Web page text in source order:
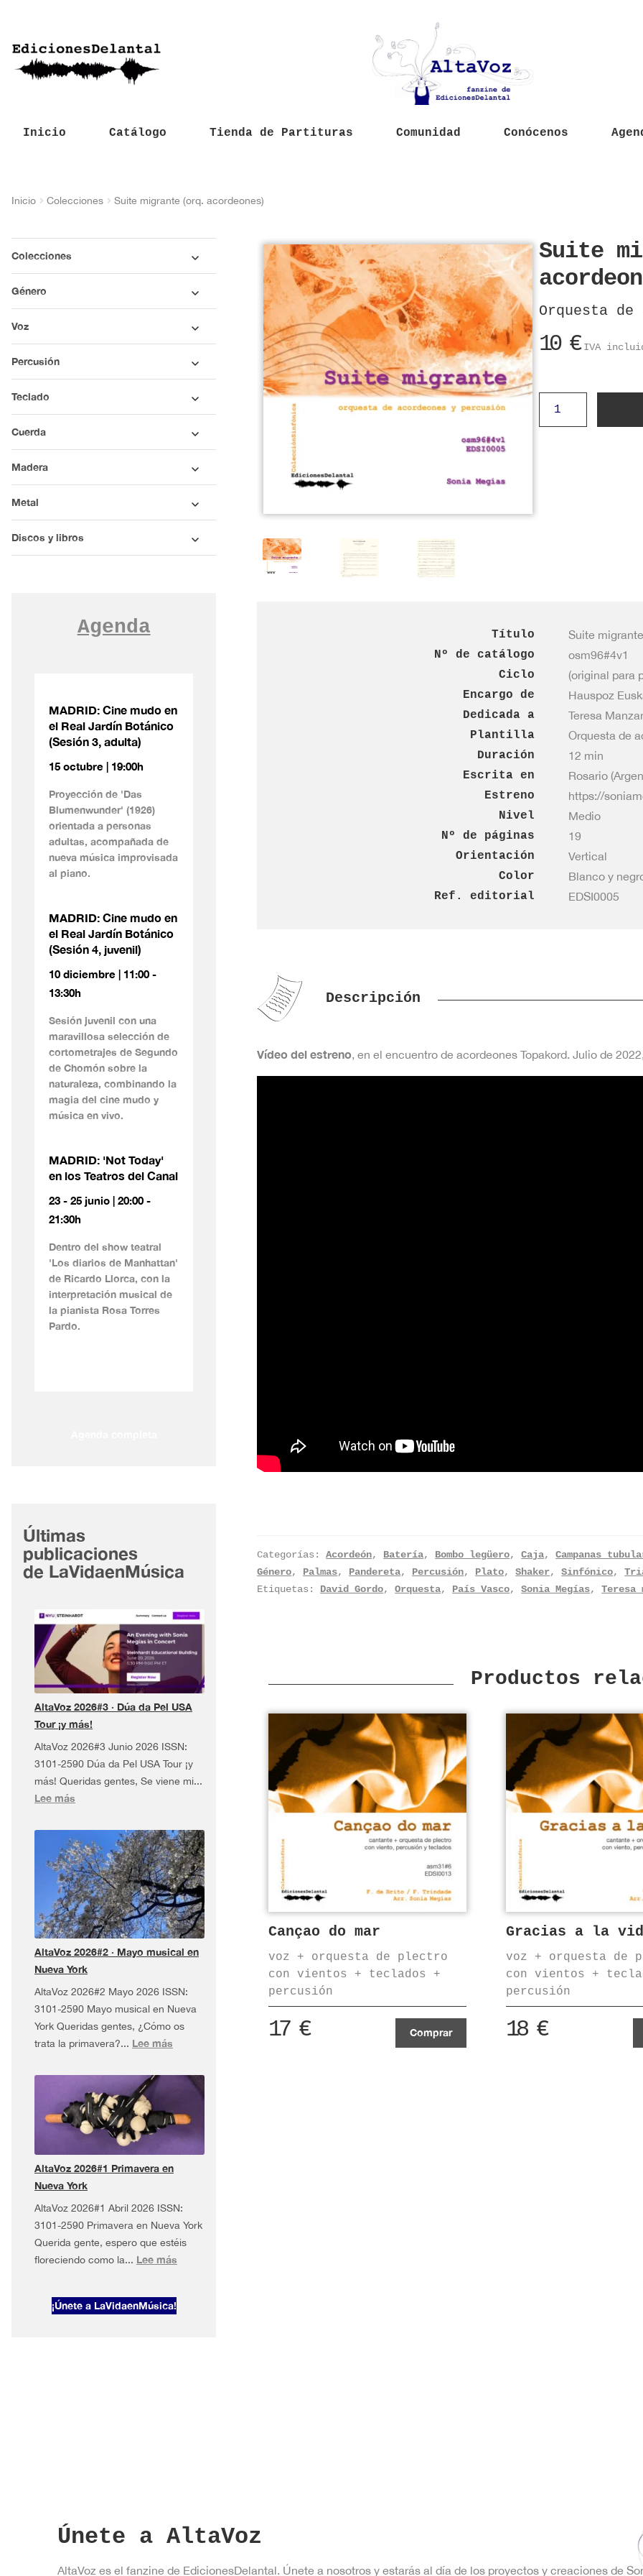
Inicio Catálogo Tienda de Partituras Comunidad Conócenos
Inicio Colecciones Suite migrante (orq. acordeones)
Suite
Orquesta de
10 € IVA
Suite
Título
Suite migrante
Nº de catálogo
osm96#4v1
Ciclo
(original para
Encargo de
Hauspoz
Dedicada a
Teresa
Plantilla
Orquesta de
Duración
12 min
Escrita en
Rosario
Estreno
https://
Nivel
Medio
Nº de páginas
19
Orientación
Vertical
Color
Blanco y
Ref. editorial
EDSI0005
Descripción
Vídeo del estreno, en el encuentro de acordeones Topakord. Julio de
Categorías:Acordeón, Batería, Bombo legüero,Caja,Campanas
Género, Palmas, Pandereta, Percusión, Plato,Shaker,Sinfónico,
Etiquetas: David Gordo,Orquesta, País Vasco,Sonia Megías,Teresa
Productos
Cançao do mar
voz + orquesta de plectro
con vientos + teclados +
percusión
17 € Comprar
Gracias a la
voz + orquesta de
con vientos +
percusión
18 €
Colecciones
Género
Voz
Percusión
Teclado
Cuerda
Madera
Metal
Discos y libros
Agenda
MADRID: Cine mudo en
el Real Jardín Botánico
(Sesión 3, adulta)
15 octubre | 19:00h
Proyección de 'Das
Blumenwunder' (1926)
orientada a personas
adultas, acompañada de
nueva música improvisada
al piano.
MADRID: Cine mudo en
el Real Jardín Botánico
(Sesión 4, juvenil)
10 diciembre | 11:00 -
13:30h
Sesión juvenil con una
maravillosa selección de
cortometrajes de Segundo
de Chomón sobre la
naturaleza, combinando la
magia del cine mudo y
música en vivo.
MADRID: 'Not Today'
en los Teatros del Canal
23 - 25 junio | 20:00 -
21:30h
Dentro del show teatral
'Los diarios de Manhattan'
de Ricardo Llorca, con la
interpretación musical de
la pianista Rosa Torres
Pardo.
Últimas
publicaciones
de LaVidaenMúsica
AltaVoz 2026#3 · Dúa da Pel USA
Tour ¡y más!
AltaVoz 2026#3 Junio 2026 ISSN:
3101-2590 Dúa da Pel USA Tour ¡y
más! Queridas gentes, Se viene mi...
Lee más
2026#3
·
Dúa
da
Pel
USA
Tour
¡y
más!
AltaVoz 2026#2 · Mayo musical en
Nueva York
AltaVoz 2026#2 Mayo 2026 ISSN:
3101-2590 Mayo musical en Nueva
York Queridas gentes, ¿Cómo os
trata la primavera?... Lee más
2026#2
Mayo
musical
AltaVoz 2026#1 Primavera en
Nueva York
AltaVoz 2026#1 Abril 2026 ISSN:
3101-2590 Primavera en Nueva York
Querida gente, espero que estéis
floreciendo como la... Lee más
¡Únete a LaVidaenMúsica!
Únete a AltaVoz
AltaVoz es el fanzine de EdicionesDelantal. Únete a nosotros y estarás al día de los proyectos y creaciones de